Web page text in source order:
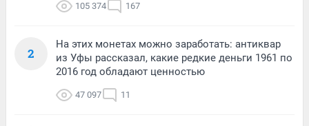
105 374 167
2
На этих монетах можно заработать: антиквар
из Уфы рассказал, какие редкие деньги 1961 по
2016 год обладают ценностью
47 097 11